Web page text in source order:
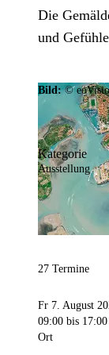
Die
und
Bild:©
Kategorie
Ausstellung
27 Termine
Fr 7. August
09:00 bis
Ort